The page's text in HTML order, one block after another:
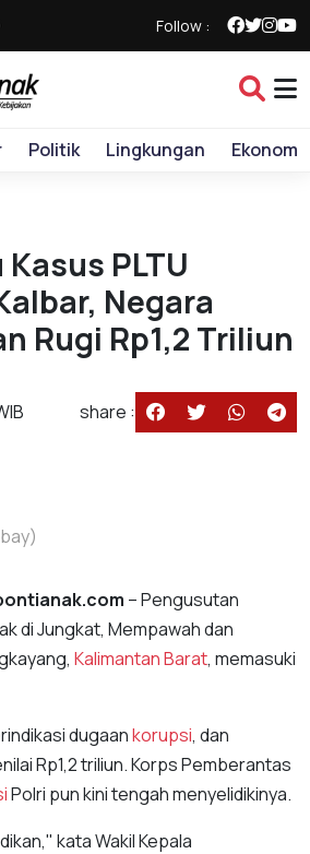
Follow :
Politik Lingkungan Ekonomi
PLTU
Negara
Rugi Rp1,2 Triliun
share :
– Pengusutan
di Jungkat, Mempawah dan
Kalimantan Barat, memasuki
dugaankorupsi, dan
Rp1,2 triliun. Korps Pemberantas
Polri pun kini tengah menyelidikinya.
kata Wakil Kepala